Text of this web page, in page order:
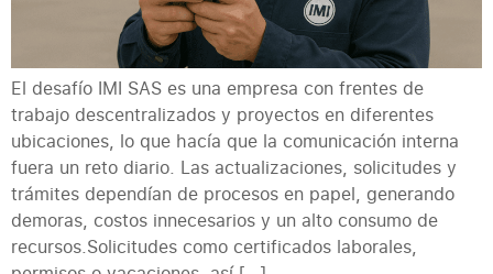
El desafío IMI SAS es una empresa con frentes de
trabajo descentralizados y proyectos en diferentes
ubicaciones, lo que hacía que la comunicación interna
fuera un reto diario. Las actualizaciones, solicitudes y
trámites dependían de procesos en papel, generando
demoras, costos innecesarios y un alto consumo de
recursos.Solicitudes como certificados laborales,